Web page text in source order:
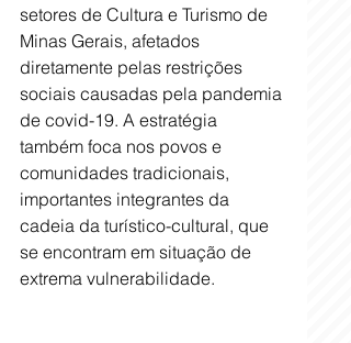
setores de Cultura e Turismo de
Minas Gerais, afetados
diretamente pelas restrições
sociais causadas pela pandemia
de covid-19. A estratégia
também foca nos povos e
comunidades tradicionais,
importantes integrantes da
cadeia da turístico-cultural, que
se encontram em situação de
extrema vulnerabilidade.